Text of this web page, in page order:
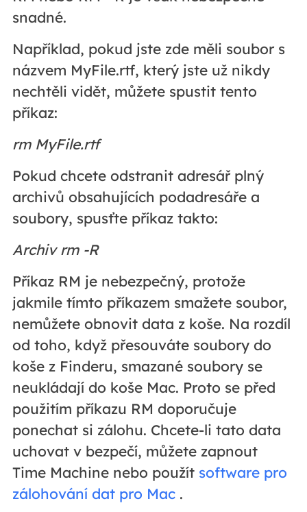
snadné.
Například, pokud jste zde měli soubor s
názvem MyFile.rtf, který jste už nikdy
nechtěli vidět, můžete spustit tento
příkaz:
rm MyFile.rtf
Pokud chcete odstranit adresář plný
archivů obsahujících podadresáře a
soubory, spusťte příkaz takto:
Archiv rm -R
Příkaz RM je nebezpečný, protože
jakmile tímto příkazem smažete soubor,
nemůžete obnovit data z koše. Na rozdíl
od toho, když přesouváte soubory do
koše z Finderu, smazané soubory se
neukládají do koše Mac. Proto se před
použitím příkazu RM doporučuje
ponechat si zálohu. Chcete-li tato data
uchovat v bezpečí, můžete zapnout
Time Machine nebo použít software pro
zálohování dat pro Mac.